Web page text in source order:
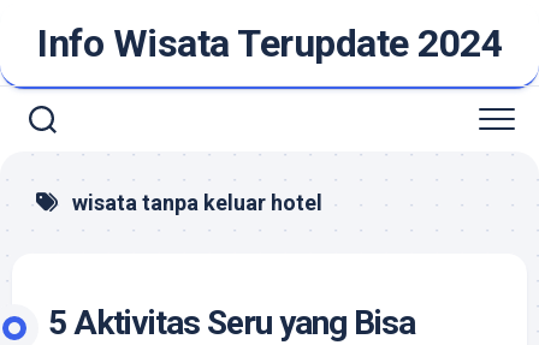
contentInfo Wisata Terupdate 2024
wisata tanpa keluar hotel
5 Aktivitas Seru yang Bisa